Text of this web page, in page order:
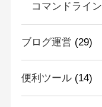
コマンドライン
ブログ運営 (29)
便利ツール(14)